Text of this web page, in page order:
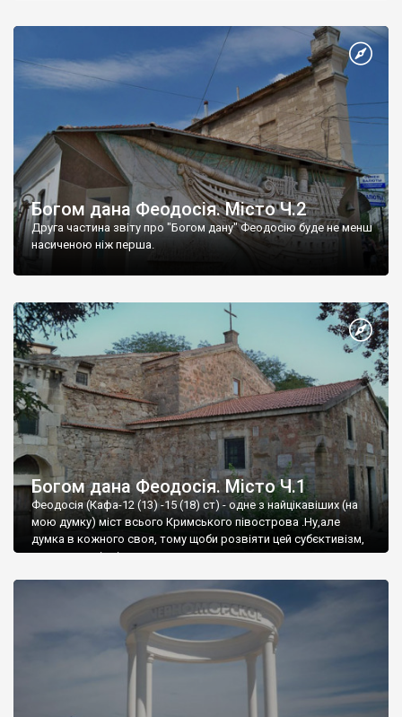
Богом дана Феодосія. Місто Ч.2
Друга частина звіту про "Богом дану" Феодосію буде не менш
насиченою ніж перша.
Богом дана Феодосія. Місто Ч.1
Феодосія (Кафа-12 (13) -15 (18) ст) - одне з найцікавіших (на
мою думку) міст всього Кримського півострова .Ну,але
думка в кожного своя, тому щоби розвіяти цей субєктивізм,
запрошую відвідати це